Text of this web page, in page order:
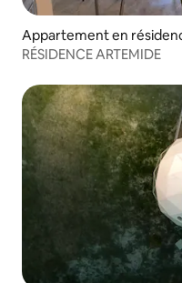
Appartement en
RÉSIDENCE ARTEMIDE